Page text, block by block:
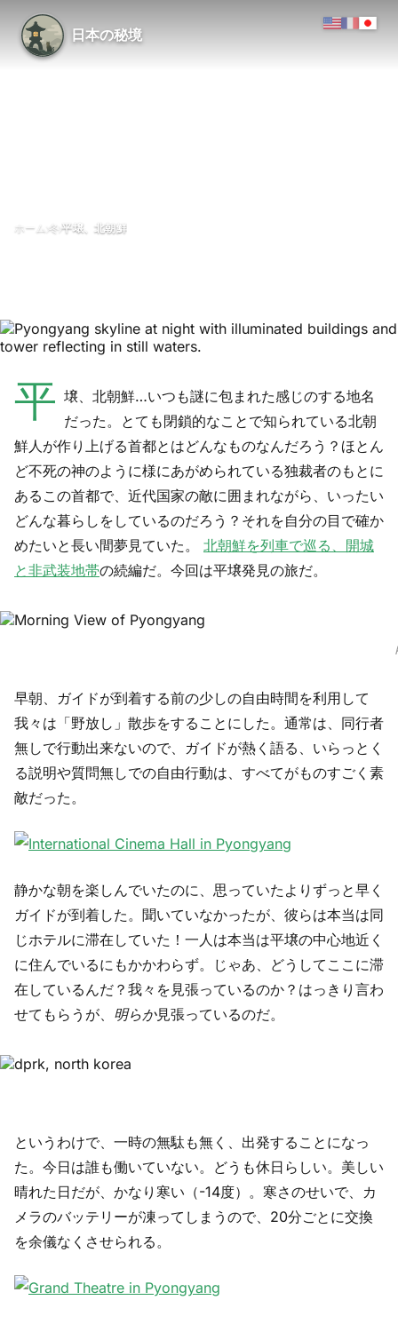
日本の秘境
ホーム ›冬›平壌、北朝鮮
平 壌、北朝鮮…いつも謎に包まれた感じのする地名
だった。とても閉鎖的なことで知られている北朝
鮮人が作り上げる首都とはどんなものなんだろう？ほとん
ど不死の神のように様にあがめられている独裁者のもとに
あるこの首都で、近代国家の敵に囲まれながら、いったい
どんな暮らしをしているのだろう？それを自分の目で確か
めたいと長い間夢見ていた。 北朝鮮を列車で巡る、開城
と非武装地帯の続編だ。今回は平壌発見の旅だ。
早朝、ガイドが到着する前の少しの自由時間を利用して
我々は「野放し」散歩をすることにした。通常は、同行者
無しで行動出来ないので、ガイドが熱く語る、いらっとく
る説明や質問無しでの自由行動は、すべてがものすごく素
敵だった。
静かな朝を楽しんでいたのに、思っていたよりずっと早く
ガイドが到着した。聞いていなかったが、彼らは本当は同
じホテルに滞在していた！一人は本当は平壌の中心地近く
に住んでいるにもかかわらず。じゃあ、どうしてここに滞
在しているんだ？我々を見張っているのか？はっきり言わ
せてもらうが、 明らか見張っているのだ。
というわけで、一時の無駄も無く、出発することになっ
た。今日は誰も働いていない。どうも休日らしい。美しい
晴れた日だが、かなり寒い（-14度）。寒さのせいで、カ
メラのバッテリーが凍ってしまうので、20分ごとに交換
を余儀なくさせられる。